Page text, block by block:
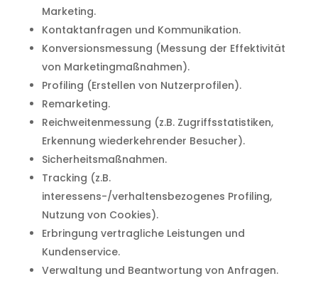
Marketing.
Kontaktanfragen und Kommunikation.
Konversionsmessung (Messung der Effektivität
von Marketingmaßnahmen).
Profiling (Erstellen von Nutzerprofilen).
Remarketing.
Reichweitenmessung (z.B. Zugriffsstatistiken,
Erkennung wiederkehrender Besucher).
Sicherheitsmaßnahmen.
Tracking (z.B.
interessens-/verhaltensbezogenes Profiling,
Nutzung von Cookies).
Erbringung vertragliche Leistungen und
Kundenservice.
Verwaltung und Beantwortung von Anfragen.